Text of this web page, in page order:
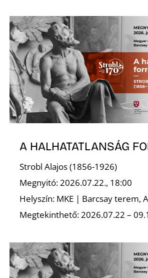
A HALHATATLANSÁG
Strobl Alajos (1856-1926)
Megnyitó: 2026.07.22., 18:00
Helyszín: MKE | Barcsay terem,
Megtekinthető: 2026.07.22 –